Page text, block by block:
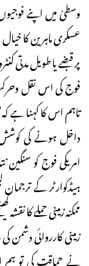
وسطیٰ میں اپنے
عسکری ماہرین کا
پر قبضے یا طویل مدتی
فوج کی اس نقل
تاہم اس کا کہنا ہے
داخل ہونے کی کوشش
امریکی فوج کو
ہیڈکوارٹر کے
ممکنہ زمینی حملے کا
زمینی کارروائی دشمن
نے حماقت کی تو ہم